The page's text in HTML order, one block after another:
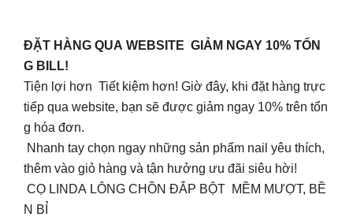
ĐẶT HÀNG QUA WEBSITE GIẢM NGAY 10% TỔN
G BILL!
Tiện lợi hơn Tiết kiệm hơn! Giờ đây, khi đặt hàng trực
tiếp qua website, bạn sẽ được giảm ngay 10% trên tổn
g hóa đơn.
Nhanh tay chọn ngay những sản phẩm nail yêu thích,
thêm vào giỏ hàng và tận hưởng ưu đãi siêu hời!
CỌ LINDA LÔNG CHỒN ĐẮP BỘT MỀM MƯỢT, BỀ
N BỈ